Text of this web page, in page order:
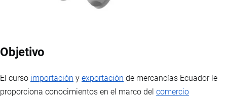
Objetivo
El curso importación y exportación de mercancías Ecuador le
proporciona conocimientos en el marco del comercio